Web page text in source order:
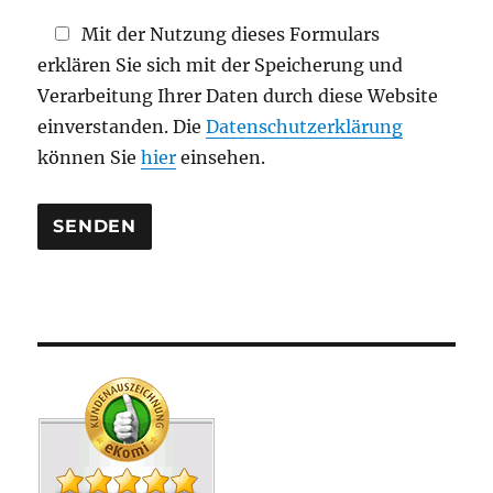
e
e
r
Mit der Nutzung dieses Formulars
erklären Sie sich mit der Speicherung und
Verarbeitung Ihrer Daten durch diese Website
einverstanden. DieDatenschutzerklärung
können Siehier einsehen.